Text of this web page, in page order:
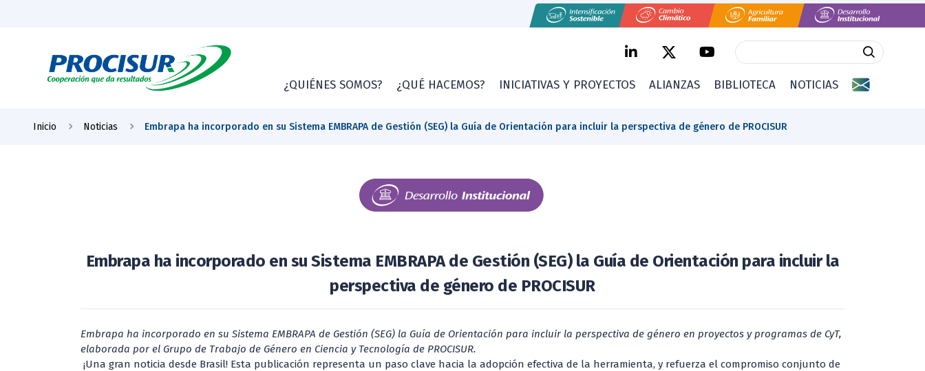
¿QUIÉNES SOMOS? ¿QUÉ HACEMOS? INICIATIVAS Y PROYECTOS ALIANZAS BIBLIOTECA NOTICIAS
Inicio Noticias Embrapa ha incorporado en su Sistema EMBRAPA de Gestión (SEG) la Guía de Orientación para incluir la perspectiva de género de PROCISUR
Embrapa ha incorporado en su Sistema EMBRAPA de Gestión (SEG) la Guía de Orientación para incluir la
perspectiva de género de PROCISUR
Embrapa ha incorporado en su Sistema EMBRAPA de Gestión (SEG) la Guía de Orientación para incluir la perspectiva de género en proyectos y programas de CyT,
elaborada por el Grupo de Trabajo de Género en Ciencia y Tecnología de PROCISUR.
¡Una gran noticia desde Brasil! Esta publicación representa un paso clave hacia la adopción efectiva de la herramienta, y refuerza el compromiso conjunto de